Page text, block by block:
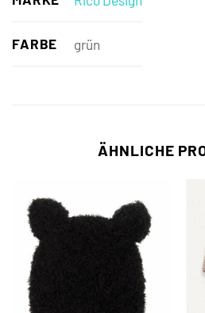
FARBE grün
ÄHNLICHE